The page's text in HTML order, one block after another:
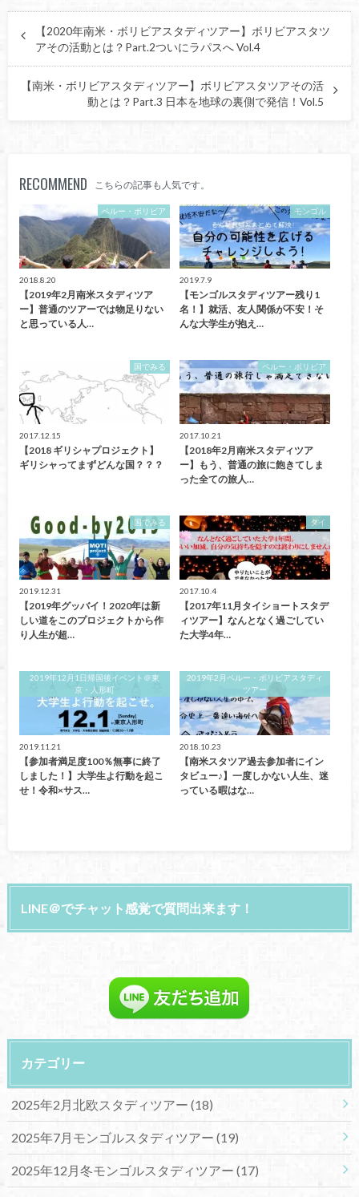
【2020年南米・ボリビアスタディツアー】ボリビアスタツ
アその活動とは？Part.2ついにラパスへ Vol.4
【南米・ボリビアスタディツアー】ボリビアスタツアその活
動とは？Part.3 日本を地球の裏側で発信！Vol.5
RECOMMEND こちらの記事も人気です。
ペルー・ボリビア
2018.8.20
【2019年2月南米スタディツア
ー】普通のツアーでは物足りない
と思っている人…
モンゴル
2019.7.9
【モンゴルスタディツアー残り1
名！】就活、友人関係が不安！そ
んな大学生が抱え…
国でみる
2017.12.15
【2018 ギリシャプロジェクト】
ギリシャってまずどんな国？？？
ペルー・ボリビア
2017.10.21
【2018年2月南米スタディツア
ー】もう、普通の旅に飽きてしま
った全ての旅人…
国でみる
2019.12.31
【2019年グッバイ！2020年は新
しい道をこのプロジェクトから作
り人生が超…
タイ
2017.10.4
【2017年11月タイショートスタデ
ィツアー】なんとなく過ごしてい
た大学4年…
2019年12月1日帰国後イベント＠東
京・人形町
2019.11.21
【参加者満足度100％無事に終了
しました！】大学生よ行動を起こ
せ！令和×サス…
2019年2月ペルー・ボリビアスタディ
ツアー
2018.10.23
【南米スタツア過去参加者にイン
タビュー♪】一度しかない人生、迷
っている暇はな…
LINE＠でチャット感覚で質問出来ます！
カテゴリー
2025年2月北欧スタディツアー (18)
2025年7月モンゴルスタディツアー (19)
2025年12月冬モンゴルスタディツアー (17)